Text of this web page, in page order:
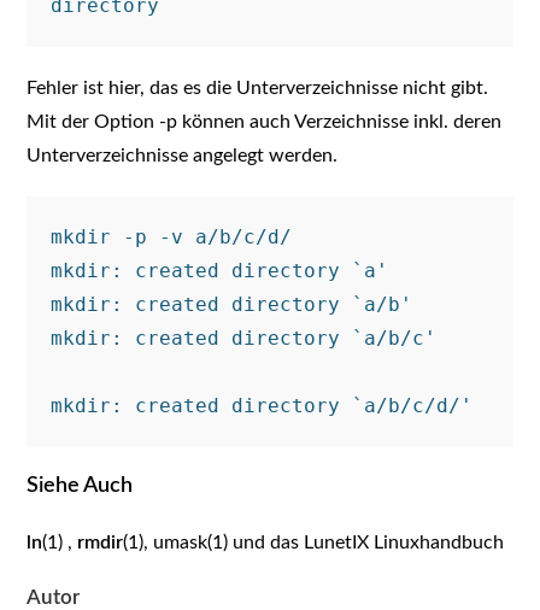
Fehler ist hier, das es die Unterverzeichnisse nicht gibt.
Mit der Option -p können auch Verzeichnisse inkl. deren
Unterverzeichnisse angelegt werden.
mkdir -p -v a/b/c/d/
mkdir: created directory `a'
mkdir: created directory `a/b'
mkdir: created directory `a/b/c'
Siehe Auch
ln(1) , rmdir(1), umask(1) und das LunetIX Linuxhandbuch
Autor